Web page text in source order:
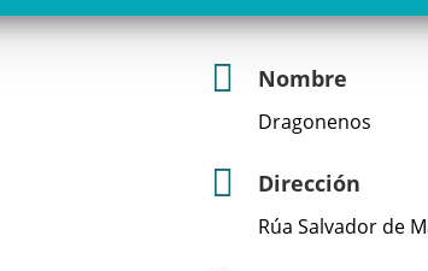
Nombre
Dragonenos
Dirección
Rúa Salvador de